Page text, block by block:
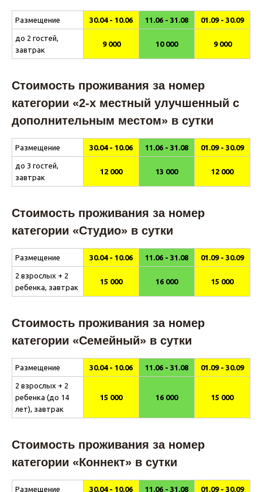
Размещение 30.04 - 10.06 11.06 - 31.08 01.09 - 30.09
до 2 гостей,
завтрак
9 000 10 000 9 000
Стоимость проживания за номер
категории «2-х местный улучшенный с
дополнительным местом» в сутки
Размещение 30.04 - 10.06 11.06 - 31.08 01.09 - 30.09
до 3 гостей,
завтрак
12 000 13 000 12 000
Стоимость проживания за номер
категории «Студио» в сутки
Размещение 30.04 - 10.06 11.06 - 31.08 01.09 - 30.09
2 взрослых + 2
ребенка, завтрак
15 000 16 000 15 000
Стоимость проживания за номер
категории «Семейный» в сутки
Размещение 30.04 - 10.06 11.06 - 31.08 01.09 - 30.09
2 взрослых + 2
ребенка (до 14
лет), завтрак
15 000 16 000 15 000
Стоимость проживания за номер
категории «Коннект» в сутки
Размещение 30.04 - 10.06 11.06 - 31.08 01.09 - 30.09